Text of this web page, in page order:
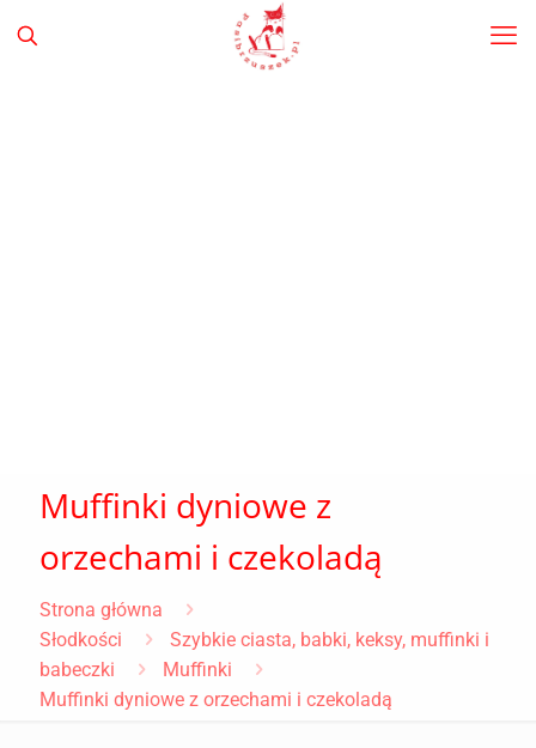
Muffinki dyniowe z
orzechami i czekoladą
Strona główna
Słodkości
Szybkie ciasta, babki, keksy, muffinki i
babeczki
Muffinki
Muffinki dyniowe z orzechami i czekoladą